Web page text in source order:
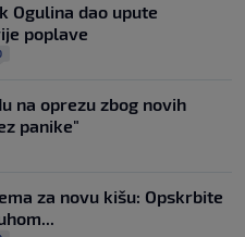
Ogulina dao upute
poplave
na oprezu zbog novih
panike"
za novu kišu: Opskrbite